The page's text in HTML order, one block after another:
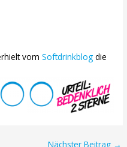
vomSoftdrinkblog die
Nächster Beitrag →